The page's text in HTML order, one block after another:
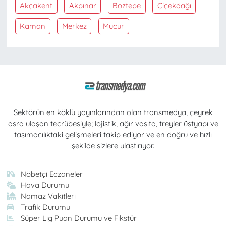
Akçakent Akpınar Boztepe Çiçekdağı
Kaman Merkez Mucur
Sektörün en köklü yayınlarından olan transmedya, çeyrek
asra ulaşan tecrübesiyle; lojistik, ağır vasıta, treyler üstyapı ve
taşımacılıktaki gelişmeleri takip ediyor ve en doğru ve hızlı
şekilde sizlere ulaştırıyor.
Nöbetçi Eczaneler
Hava Durumu
Namaz Vakitleri
Trafik Durumu
Süper Lig Puan Durumu ve Fikstür